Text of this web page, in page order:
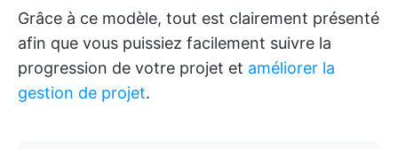
Grâce à ce modèle, tout est clairement présenté
afin que vous puissiez facilement suivre la
progression de votre projet et améliorer la
gestion de projet.